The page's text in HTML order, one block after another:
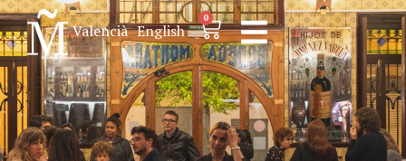
Valencià English
0